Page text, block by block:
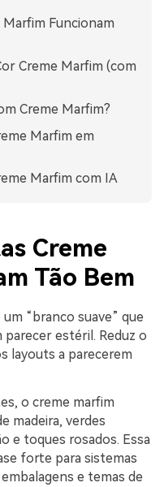
Marfim Funcionam
Creme Marfim (com
Creme Marfim?
Marfim em
Marfim com IA
Creme
Tão Bem
“branco suave” que
estéril. Reduz o
layouts a parecerem
o creme marfim
madeira, verdes
e toques rosados. Essa
forte para sistemas
e temas de